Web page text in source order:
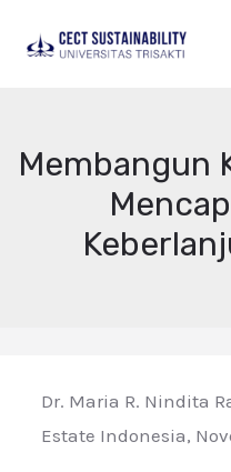
Membangun
Dr. Maria R. Nindita
Estate Indonesia,